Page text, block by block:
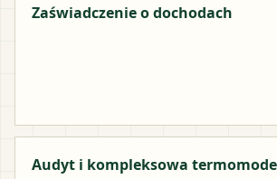
Zaświadczenie o dochodach
Audyt i kompleksowa